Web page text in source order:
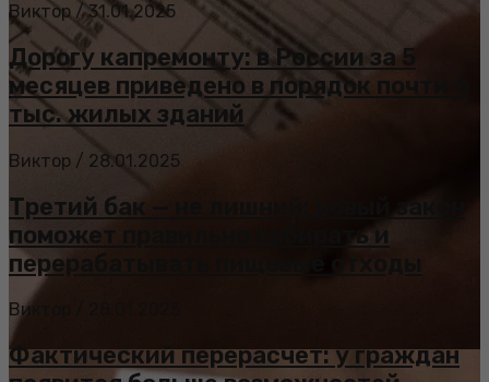
Виктор / 31.01.2025
Дорогу капремонту: в России за 5
месяцев приведено в порядок почти 6
тыс. жилых зданий
Виктор / 28.01.2025
Третий бак — не лишний: новый закон
поможет правильно собирать и
перерабатывать пищевые отходы
Виктор
Фактический перерасчет: у граждан